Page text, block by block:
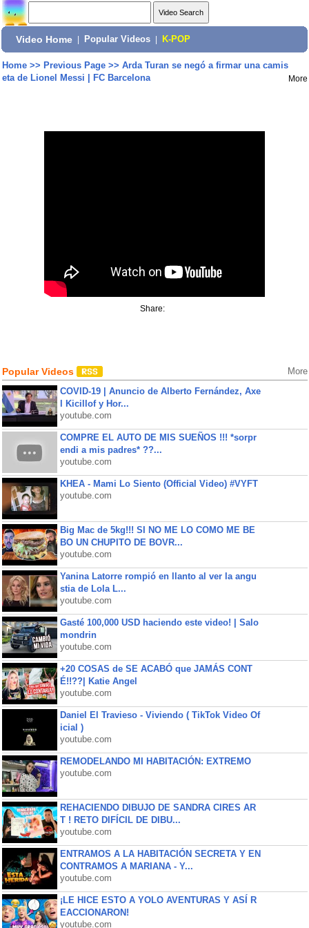
Video Home Popular Videos K-POP
Home>> Previous Page>> Arda Turan se negó a firmar una camis
eta de Lionel Messi | FC Barcelona
More
Share:
Popular Videos More
COVID-19 | Anuncio de Alberto Fernández, Axe
l Kicillof y Hor...
youtube.com
COMPRE EL AUTO DE MIS SUEÑOS !!! *sorpr
endi a mis padres* ??...
youtube.com
KHEA - Mami Lo Siento (Official Video) #VYFT
youtube.com
Big Mac de 5kg!!! SI NO ME LO COMO ME BE
BO UN CHUPITO DE BOVR...
youtube.com
Yanina Latorre rompió en llanto al ver la angu
stia de Lola L...
youtube.com
Gasté 100,000 USD haciendo este video! | Salo
mondrin
youtube.com
+20 COSAS de SE ACABÓ que JAMÁS CONT
É!!??| Katie Angel
youtube.com
Daniel El Travieso - Viviendo ( TikTok Video Of
icial )
youtube.com
REMODELANDO MI HABITACIÓN: EXTREMO
youtube.com
REHACIENDO DIBUJO DE SANDRA CIRES AR
T ! RETO DIFÍCIL DE DIBU...
youtube.com
ENTRAMOS A LA HABITACIÓN SECRETA Y EN
CONTRAMOS A MARIANA - Y...
youtube.com
¡LE HICE ESTO A YOLO AVENTURAS Y ASÍ R
EACCIONARON!
youtube.com